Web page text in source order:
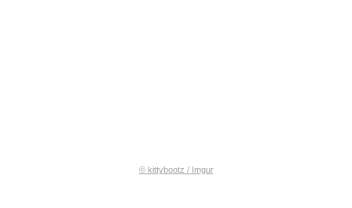
© kittybootz / Imgur